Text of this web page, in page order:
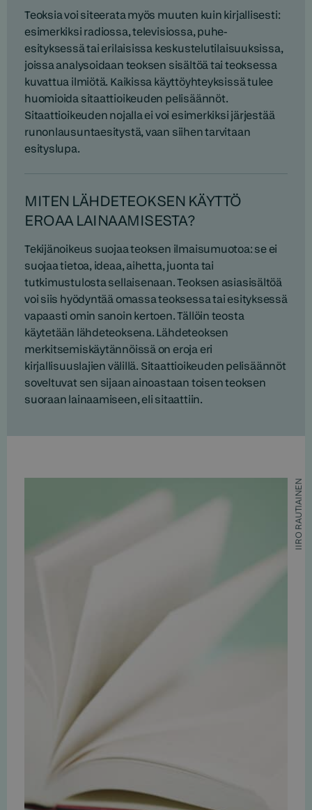
Teoksia voi siteerata myös muuten kuin kirjallisesti:
esimerkiksi radiossa, televisiossa, puhe-
esityksessä tai erilaisissa keskustelutilaisuuksissa,
joissa analysoidaan teoksen sisältöä tai teoksessa
kuvattua ilmiötä. Kaikissa käyttöyhteyksissä tulee
huomioida sitaattioikeuden pelisäännöt.
Sitaattioikeuden nojalla ei voi esimerkiksi järjestää
runonlausuntaesitystä, vaan siihen tarvitaan
esityslupa.
MITEN LÄHDETEOKSEN KÄYTTÖ
EROAA LAINAAMISESTA?
Tekijänoikeus suojaa teoksen ilmaisumuotoa: se ei
suojaa tietoa, ideaa, aihetta, juonta tai
tutkimustulosta sellaisenaan. Teoksen asiasisältöä
voi siis hyödyntää omassa teoksessa tai esityksessä
vapaasti omin sanoin kertoen. Tällöin teosta
käytetään lähdeteoksena. Lähdeteoksen
merkitsemiskäytännöissä on eroja eri
kirjallisuuslajien välillä. Sitaattioikeuden pelisäännöt
soveltuvat sen sijaan ainoastaan toisen teoksen
suoraan lainaamiseen, eli sitaattiin.
IIRO RAUTIAINEN